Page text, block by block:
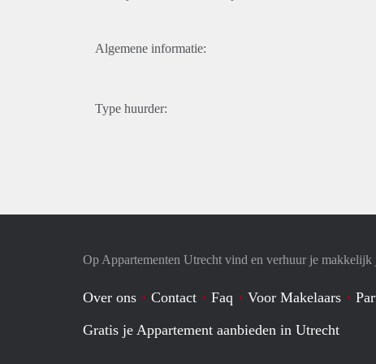
Algemene informatie:
Type huurder:
Op Appartementen Utrecht vind en verhuur je makkelijk
Over ons Contact Faq Voor Makelaars
Gratis je Appartement aanbieden in Utrecht